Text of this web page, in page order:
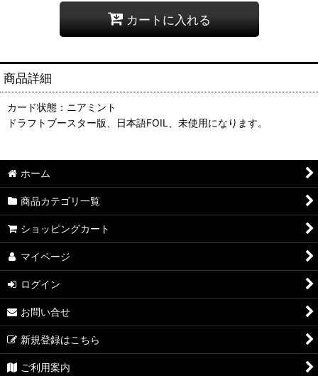
カートに入れる
商品詳細
カード状態：ニアミント
ドラフトブースター版、日本語FOIL、未使用になります。
ホーム
商品カテゴリ一覧
ショッピングカート
マイページ
ログイン
お問い合せ
新規登録はこちら
ご利用案内